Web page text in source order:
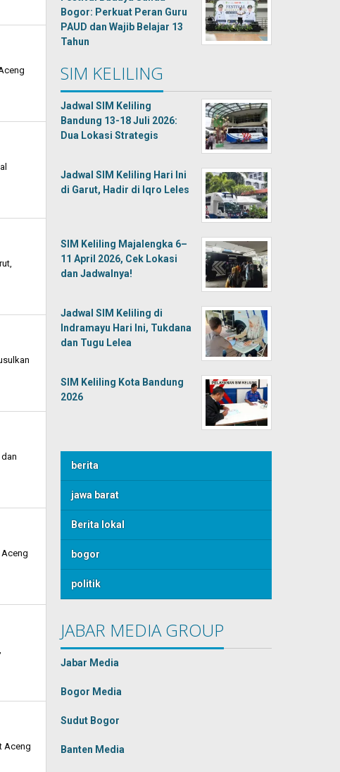
Aceng
Aceng
Bogor: Perkuat Peran Guru
PAUD dan Wajib Belajar 13
Tahun
SIM KELILING
Jadwal SIM Keliling
Bandung 13-18 Juli 2026:
Dua Lokasi Strategis
Jadwal SIM Keliling Hari Ini
di Garut, Hadir di Iqro Leles
SIM Keliling Majalengka 6–
11 April 2026, Cek Lokasi
dan Jadwalnya!
Jadwal SIM Keliling di
Indramayu Hari Ini, Tukdana
dan Tugu Lelea
SIM Keliling Kota Bandung
2026
berita
jawa barat
Berita lokal
bogor
politik
JABAR MEDIA GROUP
Jabar Media
Bogor Media
Sudut Bogor
Banten Media